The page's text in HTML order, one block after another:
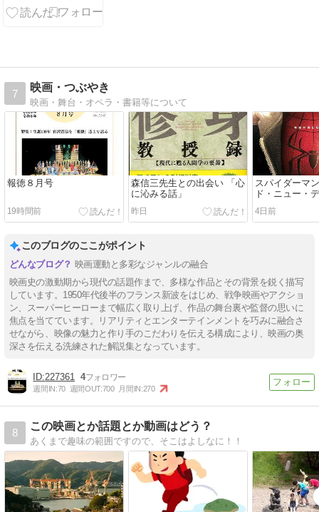
7
映画・つぶやき
映画・舞台・オペラ・書籍等について
報徳８月号
19時間前
森信三先生との出会い 「心
に沁みる話」
昨日
スパイダーマ
ド・ニュー・
4日前
このブログのここがポイント
映画運動と多彩なジャンルの融合
映画史の激動期から現代の話題作まで、多様な作品とその背景を鋭く描写
しています。1950年代後半のフランス新波をはじめ、戦争映画やアクショ
ン、スーパーヒーローまで幅広く取り上げ、作品の舞台裏や監督の思いに
焦点を当てています。リアリティとエンターテインメントを巧みに融合さ
せながら、映像の魅力と作り手のこだわりを伝える構成により、映画の奥
深さを伝える洗練された解説集となっています。
227361 4
週間IN:70 週間OUT:700 月間IN:270
8
この映画とか話題とか動画はどう？
あくまで趣味の範囲ですので、そこはよしなに！！